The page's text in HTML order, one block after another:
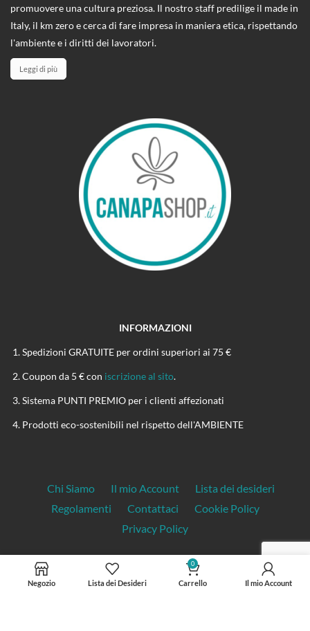
promuovere una cultura preziosa. Il nostro staff predilige il made in
Italy, il km zero e cerca di fare impresa in maniera etica, rispettando
l'ambiente e i diritti dei lavoratori.
Leggi di più
INFORMAZIONI
Spedizioni GRATUITE per ordini superiori ai 75 €
Coupon da 5 € con iscrizione al sito.
Sistema PUNTI PREMIO per i clienti affezionati
Prodotti eco-sostenibili nel rispetto dell'AMBIENTE
Chi Siamo Il mio Account
Lista dei desideri
Regolamenti
Contattaci
Cookie Policy
Privacy Policy
CANAPASHOP.IT
Negozio Lista dei Desideri
0
Carrello Il mio Account